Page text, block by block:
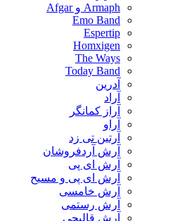
Armaph و Afgar
Emo Band
Espertip
Homxigen
The Ways
Today Band
آراز کمانگر
آرتین تی زد
آرش آردفروشان
آرش ای پی
آرش ای پی و مسیح
آرش خامسی
آرش رستمی
آرش قالیچی